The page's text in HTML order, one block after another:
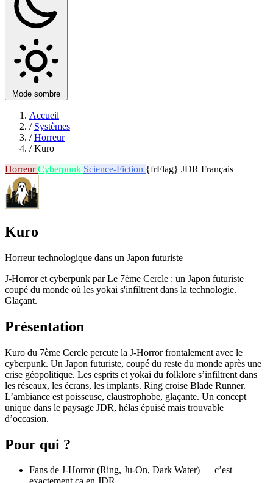
Mode sombre
Accueil
/ Systèmes
/ Horreur
/ Kuro
HorreurCyberpunk Science-Fiction {frFlag} JDR Français
Kuro
Horreur technologique dans un Japon futuriste
J-Horror et cyberpunk par Le 7ème Cercle : un Japon futuriste
coupé du monde où les yokai s'infiltrent dans la technologie.
Glaçant.
Présentation
Kuro du 7ème Cercle percute la J-Horror frontalement avec le
cyberpunk. Un Japon futuriste, coupé du reste du monde après une
crise géopolitique. Les esprits et yokai du folklore s’infiltrent dans
les réseaux, les écrans, les implants. Ring croise Blade Runner.
L’ambiance est poisseuse, claustrophobe, glaçante. Un concept
unique dans le paysage JDR, hélas épuisé mais trouvable
d’occasion.
Pour qui ?
Fans de J-Horror (Ring, Ju-On, Dark Water) — c’est